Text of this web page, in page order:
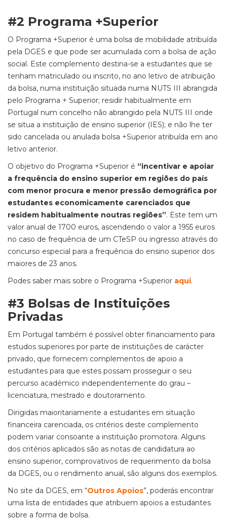
#2 Programa +Superior
O Programa +Superior é uma bolsa de mobilidade atribuída
pela DGES e que pode ser acumulada com a bolsa de ação
social. Este complemento destina-se a estudantes que se
tenham matriculado ou inscrito, no ano letivo de atribuição
da bolsa, numa instituição situada numa NUTS III abrangida
pelo Programa + Superior; residir habitualmente em
Portugal num concelho não abrangido pela NUTS III onde
se situa a instituição de ensino superior (IES); e não lhe ter
sido cancelada ou anulada bolsa +Superior atribuída em ano
letivo anterior.
O objetivo do Programa +Superior é “incentivar e apoiar
a frequência do ensino superior em regiões do país
com menor procura e menor pressão demográfica por
estudantes economicamente carenciados que
residem habitualmente noutras regiões”. Este tem um
valor anual de 1700 euros, ascendendo o valor a 1955 euros
no caso de frequência de um CTeSP ou ingresso através do
concurso especial para a frequência do ensino superior dos
maiores de 23 anos.
Podes saber mais sobre o Programa +Superior aqui.
#3 Bolsas de Instituições
Privadas
Em Portugal também é possível obter financiamento para
estudos superiores por parte de instituições de carácter
privado, que fornecem complementos de apoio a
estudantes para que estes possam prosseguir o seu
percurso académico independentemente do grau –
licenciatura, mestrado e doutoramento.
Dirigidas maioritariamente a estudantes em situação
financeira carenciada, os critérios deste complemento
podem variar consoante a instituição promotora. Alguns
dos critérios aplicados são as notas de candidatura ao
ensino superior, comprovativos de requerimento da bolsa
da DGES, ou o rendimento anual, são alguns dos exemplos.
No site da DGES, em “Outros Apoios”, poderás encontrar
uma lista de entidades que atribuem apoios a estudantes
sobre a forma de bolsa.